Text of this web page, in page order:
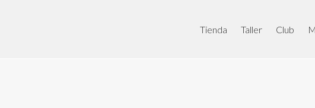
Tienda Taller Club